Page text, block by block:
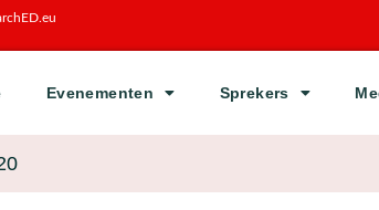
Evenementen Sprekers